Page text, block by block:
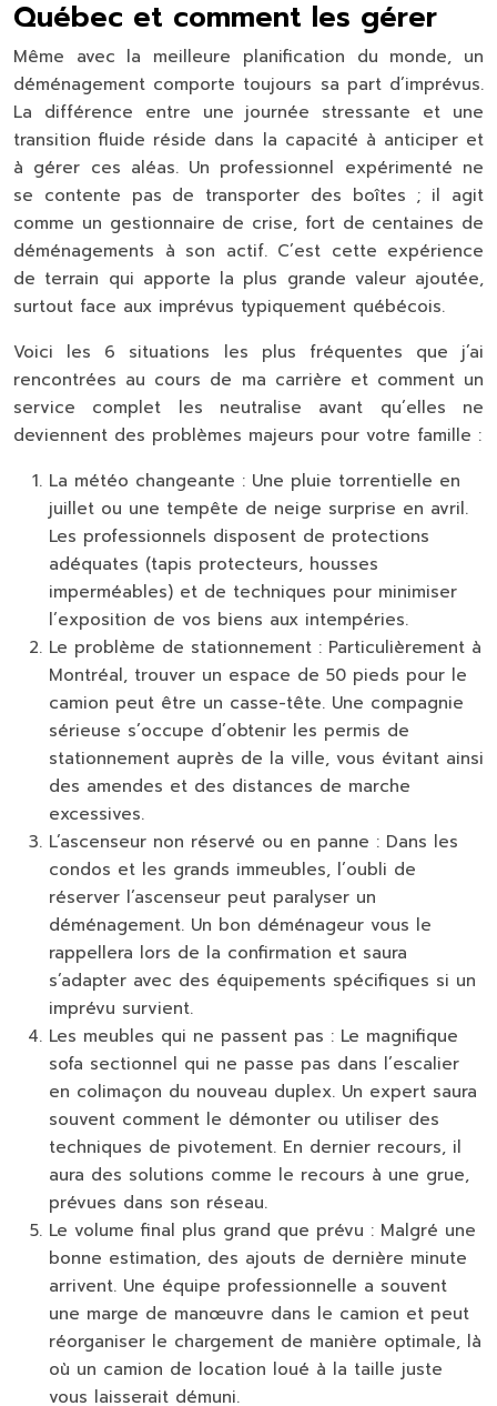
Québec et comment les gérer
Même avec la meilleure planification du monde, un
déménagement comporte toujours sa part d’imprévus.
La différence entre une journée stressante et une
transition fluide réside dans la capacité à anticiper et
à gérer ces aléas. Un professionnel expérimenté ne
se contente pas de transporter des boîtes ; il agit
comme un gestionnaire de crise, fort de centaines de
déménagements à son actif. C’est cette expérience
de terrain qui apporte la plus grande valeur ajoutée,
surtout face aux imprévus typiquement québécois.
Voici les 6 situations les plus fréquentes que j’ai
rencontrées au cours de ma carrière et comment un
service complet les neutralise avant qu’elles ne
deviennent des problèmes majeurs pour votre famille :
La météo changeante : Une pluie torrentielle en
juillet ou une tempête de neige surprise en avril.
Les professionnels disposent de protections
adéquates (tapis protecteurs, housses
imperméables) et de techniques pour minimiser
l’exposition de vos biens aux intempéries.
Le problème de stationnement : Particulièrement à
Montréal, trouver un espace de 50 pieds pour le
camion peut être un casse-tête. Une compagnie
sérieuse s’occupe d’obtenir les permis de
stationnement auprès de la ville, vous évitant ainsi
des amendes et des distances de marche
excessives.
L’ascenseur non réservé ou en panne : Dans les
condos et les grands immeubles, l’oubli de
réserver l’ascenseur peut paralyser un
déménagement. Un bon déménageur vous le
rappellera lors de la confirmation et saura
s’adapter avec des équipements spécifiques si un
imprévu survient.
Les meubles qui ne passent pas : Le magnifique
sofa sectionnel qui ne passe pas dans l’escalier
en colimaçon du nouveau duplex. Un expert saura
souvent comment le démonter ou utiliser des
techniques de pivotement. En dernier recours, il
aura des solutions comme le recours à une grue,
prévues dans son réseau.
Le volume final plus grand que prévu : Malgré une
bonne estimation, des ajouts de dernière minute
arrivent. Une équipe professionnelle a souvent
une marge de manœuvre dans le camion et peut
réorganiser le chargement de manière optimale, là
où un camion de location loué à la taille juste
vous laisserait démuni.